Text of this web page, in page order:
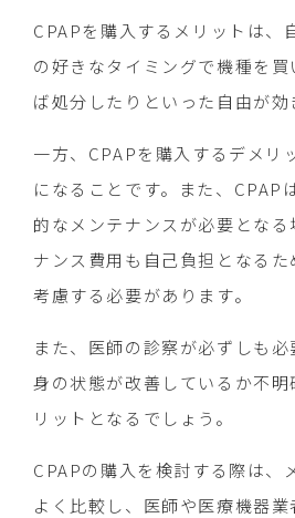
CPAPを購入するメリットは、
の好きなタイミングで機種を
ば処分したりといった自由が効
一方、CPAPを購入するデメリ
になることです。また、CPAP
的なメンテナンスが必要とな
ナンス費用も自己負担となる
考慮する必要があります。
また、医師の診察が必ずしも
身の状態が改善しているか不
リットとなるでしょう。
CPAPの購入を検討する際は、
よく比較し、医師や医療機器